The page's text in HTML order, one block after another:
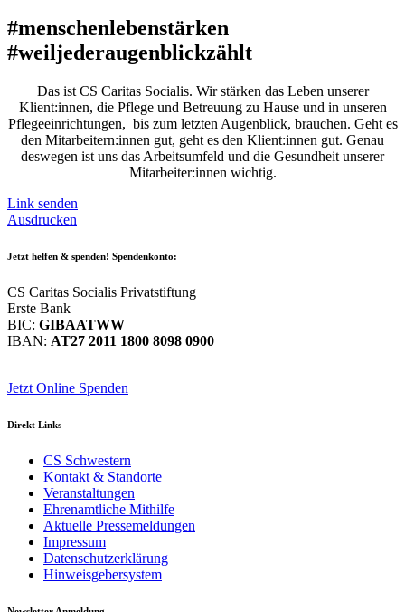
#menschenlebenstärken
#weiljederaugenblickzählt
Das ist CS Caritas Socialis. Wir stärken das Leben unserer
Klient:innen, die Pflege und Betreuung zu Hause und in unseren
Pflegeeinrichtungen, bis zum letzten Augenblick, brauchen. Geht es
den Mitarbeitern:innen gut, geht es den Klient:innen gut. Genau
deswegen ist uns das Arbeitsumfeld und die Gesundheit unserer
Mitarbeiter:innen wichtig.
Link senden
Ausdrucken
Jetzt helfen & spenden! Spendenkonto:
CS Caritas Socialis Privatstiftung
Erste Bank
BIC: GIBAATWW
IBAN: AT27 2011 1800 8098 0900
Jetzt Online Spenden
Direkt Links
CS Schwestern
Kontakt & Standorte
Veranstaltungen
Ehrenamtliche Mithilfe
Aktuelle Pressemeldungen
Impressum
Datenschutzerklärung
Hinweisgebersystem